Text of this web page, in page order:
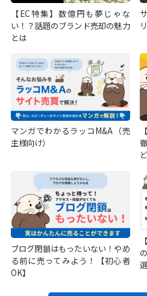
【EC特集】数億円も夢じゃな
い！？話題のブランド売却の魅力
とは
マンガでわかるラッコM&A（売
主様向け）
ブログ閉鎖はもったいない！やめ
る前に売ってみよう！【初心者
OK】
選